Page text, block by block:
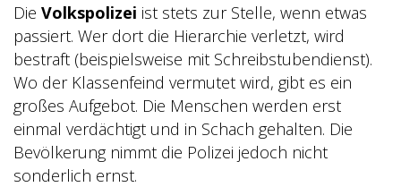
Die Volkspolizei ist stets zur Stelle, wenn etwas
passiert. Wer dort die Hierarchie verletzt, wird
bestraft (beispielsweise mit Schreibstubendienst).
Wo der Klassenfeind vermutet wird, gibt es ein
großes Aufgebot. Die Menschen werden erst
einmal verdächtigt und in Schach gehalten. Die
Bevölkerung nimmt die Polizei jedoch nicht
sonderlich ernst.